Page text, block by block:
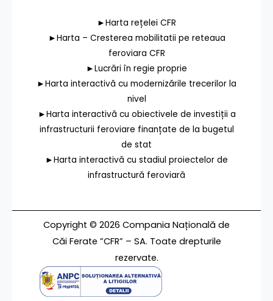
►Harta rețelei CFR
►Harta – Cresterea mobilitatii pe reteaua
feroviara CFR
►Lucrări în regie proprie
►Harta interactivă cu modernizările trecerilor la
nivel
►Harta interactivă cu obiectivele de investiții a
infrastructurii feroviare finanțate de la bugetul
de stat
►Harta interactivă cu stadiul proiectelor de
infrastructură feroviară
Copyright © 2026 Compania Națională de
Căi Ferate ”CFR” – SA. Toate drepturile
rezervate.